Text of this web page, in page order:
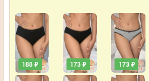
188 ₽ 173 ₽ 173 ₽